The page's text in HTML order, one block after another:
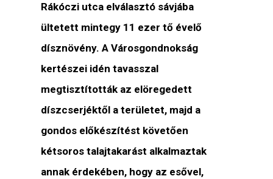
Rákóczi utca elválasztó sávjába
ültetett mintegy 11 ezer tő évelő
dísznövény. A Városgondnokság
kertészei idén tavasszal
megtisztították az elöregedett
díszcserjéktől a területet, majd a
gondos előkészítést követően
kétsoros talajtakarást alkalmaztak
annak érdekében, hogy az esővel,